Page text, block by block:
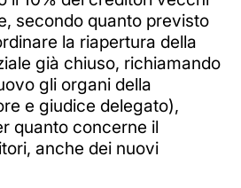
secondo quanto previsto
la riapertura della
già chiuso, richiamando
gli organi della
e giudice delegato),
quanto concerne il
anche dei nuovi